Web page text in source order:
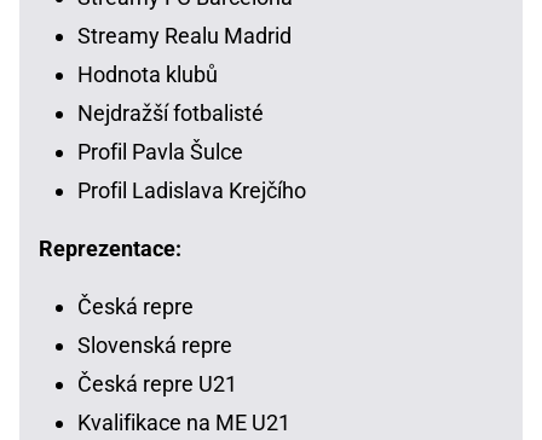
Streamy Realu Madrid
Hodnota klubů
Nejdražší fotbalisté
Profil Pavla Šulce
Profil Ladislava Krejčího
Reprezentace:
Česká repre
Slovenská repre
Česká repre U21
Kvalifikace na ME U21